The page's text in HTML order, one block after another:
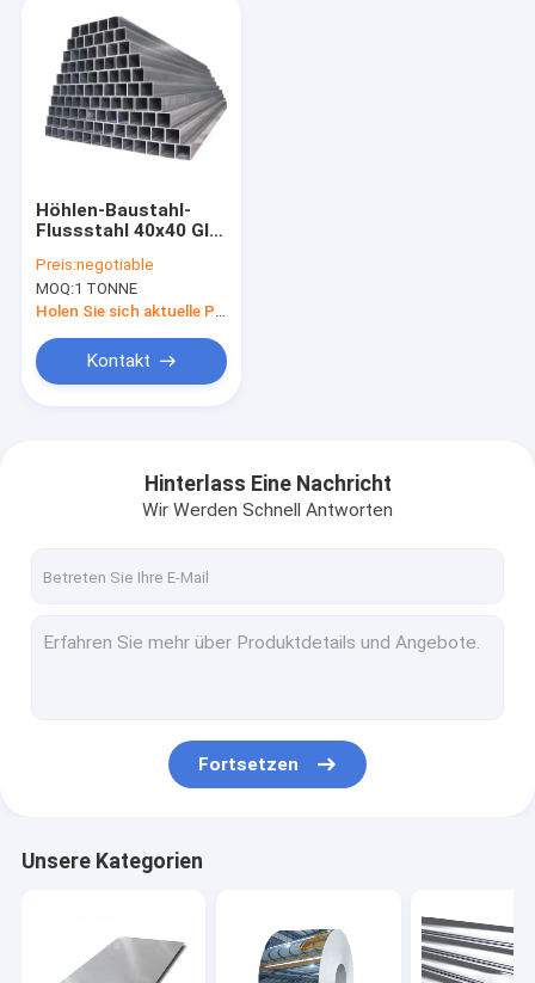
Höhlen-Baustahl-
Flussstahl 40x40 GI
A179 A106
Preis:negotiable
MOQ:1 TONNE
Kontakt
Hinterlass Eine Nachricht
Wir Werden Schnell Antworten
Fortsetzen
Unsere Kategorien